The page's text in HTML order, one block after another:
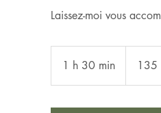
Laissez-moi vous
1 h 30 min
3
canadiens
135